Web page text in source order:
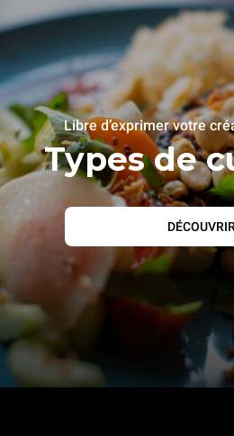
Libre d’exprimer votre
Types de
DÉCOUVRIR